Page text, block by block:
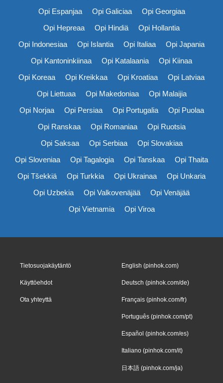
Opi Espanjaa
Opi Galiciaa
Opi Georgiaa
Opi Hepreaa
Opi Hindiä
Opi Hollantia
Opi Indonesiaa
Opi Islantia Opi Italiaa
Opi Japania
Opi Kantoninkiinaa
Opi Katalaania
Opi Kiinaa
Opi Koreaa
Opi Kreikkaa Opi Kroatiaa
Opi Latviaa
Opi Liettuaa
Opi Makedoniaa
Opi Malaijia
Opi Norjaa
Opi Persiaa Opi Portugalia
Opi Puolaa
Opi Ranskaa
Opi Romaniaa
Opi Ruotsia
Opi Saksaa
Opi Serbiaa
Opi Slovakiaa
Opi Sloveniaa
Opi Tagalogia Opi Tanskaa
Opi Thaita
Opi Tšekkiä
Opi Turkkia Opi Ukrainaa
Opi Unkaria
Opi Uzbekia
Opi Valkovenäjää
Opi Venäjää
Opi Vietnamia
Opi Viroa
Tietosuojakäytäntö
Käyttöehdot
Ota yhteyttä
English (pinhok.com)
Deutsch (pinhok.com/de)
Français (pinhok.com/fr)
Português (pinhok.com/pt)
Español (pinhok.com/es)
Italiano (pinhok.com/it)
日本語 (pinhok.com/ja)